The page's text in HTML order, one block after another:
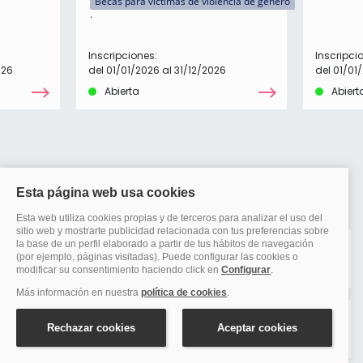
Inscripciones:
del 01/01/2026 al 31/12/2026
Abierta
del 01/
Bachillerato
¿En qué consiste la Beca "Becas NEAE
Bachillerato"?
¿Cuál es el plazo de inscripción de la Beca
"Becas NEAE Bachillerato"?